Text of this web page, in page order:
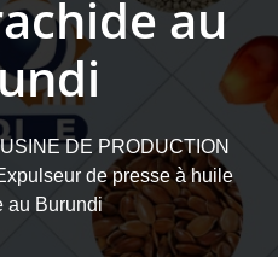
au
USINE DE PRODUCTION
de presse à huile
au Burundi